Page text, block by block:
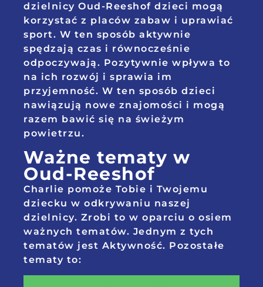
dzielnicy Oud-Reeshof dzieci mogą
korzystać z placów zabaw i uprawiać
sport. W ten sposób aktywnie
spędzają czas i równocześnie
odpoczywają. Pozytywnie wpływa to
na ich rozwój i sprawia im
przyjemność. W ten sposób dzieci
nawiązują nowe znajomości i mogą
razem bawić się na świeżym
powietrzu.
Ważne tematy w
Oud-Reeshof
Charlie pomoże Tobie i Twojemu
dziecku w odkrywaniu naszej
dzielnicy. Zrobi to w oparciu o osiem
ważnych tematów. Jednym z tych
tematów jest Aktywność. Pozostałe
tematy to: